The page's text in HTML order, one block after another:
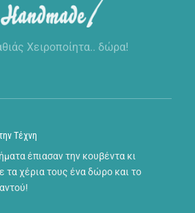
Χειροποίητα.. δώρα!
Τέχνη
έπιασαν την κουβέντα κι
τα χέρια τους ένα δώρο και το